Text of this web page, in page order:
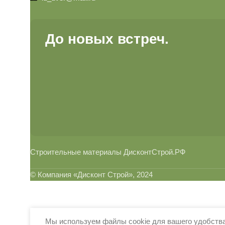
До новых встреч.
Строительные материалы ДисконтСтрой.РФ
© Компания «Дисконт Строй», 2024
Мы используем файлы cookie для вашего